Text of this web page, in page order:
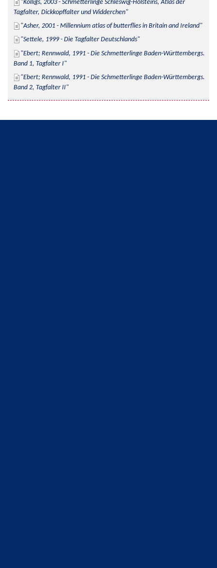
Kolligs, 2003 - Schmetterlinge Schleswig-Holsteins, Atlas der
Tagfalter, Dickkopffalter und Widderchen
Asher, 2001 - Millennium atlas of butterflies in Britain and Ireland
Settele, 1999 - Die Tagfalter Deutschlands
Ebert; Rennwald, 1991 - Die Schmetterlinge Baden-Württembergs.
Band 1, Tagfalter I
Ebert; Rennwald, 1991 - Die Schmetterlinge Baden-Württembergs.
Band 2, Tagfalter II